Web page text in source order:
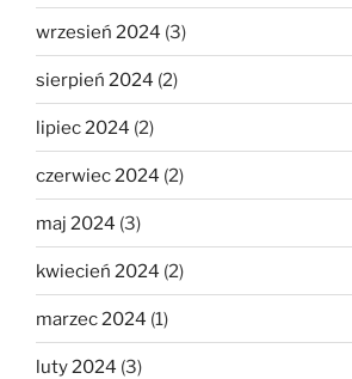
wrzesień 2024 (3)
sierpień 2024 (2)
lipiec 2024 (2)
czerwiec 2024 (2)
maj 2024 (3)
kwiecień 2024 (2)
marzec 2024 (1)
luty 2024 (3)